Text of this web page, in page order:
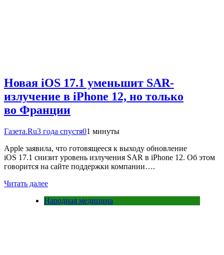
Новая iOS 17.1 уменьшит SAR-
излучение в iPhone 12, но только
во Франции
Газета.Ru3 года спустя01 минуты
Apple заявила, что готовящееся к выходу обновление
iOS 17.1 снизит уровень излучения SAR в iPhone 12. Об этом
говорится на сайте поддержки компании….
Читать далее
Народная медицина